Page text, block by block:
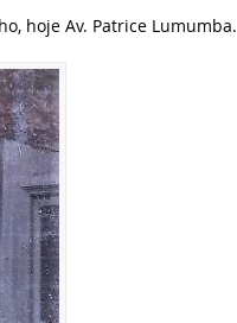
hoje Av. Patrice Lumumba.